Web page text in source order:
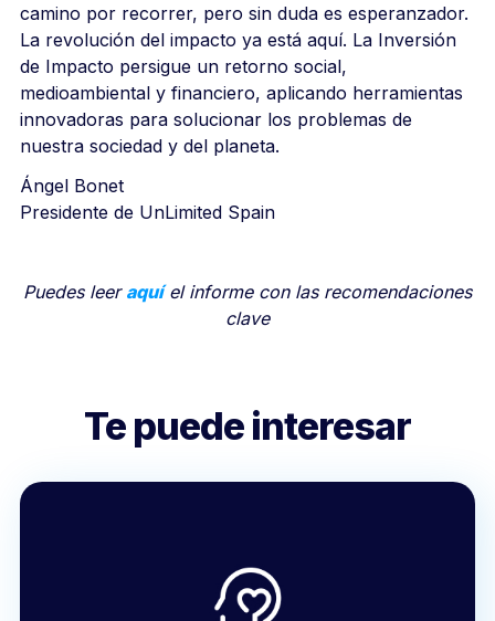
camino por recorrer, pero sin duda es esperanzador.
La revolución del impacto ya está aquí. La Inversión
de Impacto persigue un retorno social,
medioambiental y financiero, aplicando herramientas
innovadoras para solucionar los problemas de
nuestra sociedad y del planeta.
Ángel Bonet
Presidente de UnLimited Spain
Puedes leer aquíel informe con las recomendaciones
clave
Te puede interesar